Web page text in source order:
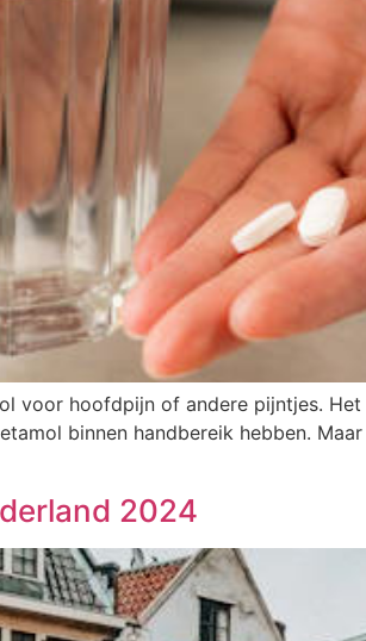
voor hoofdpijn of andere pijntjes.
binnen handbereik hebben.
2024